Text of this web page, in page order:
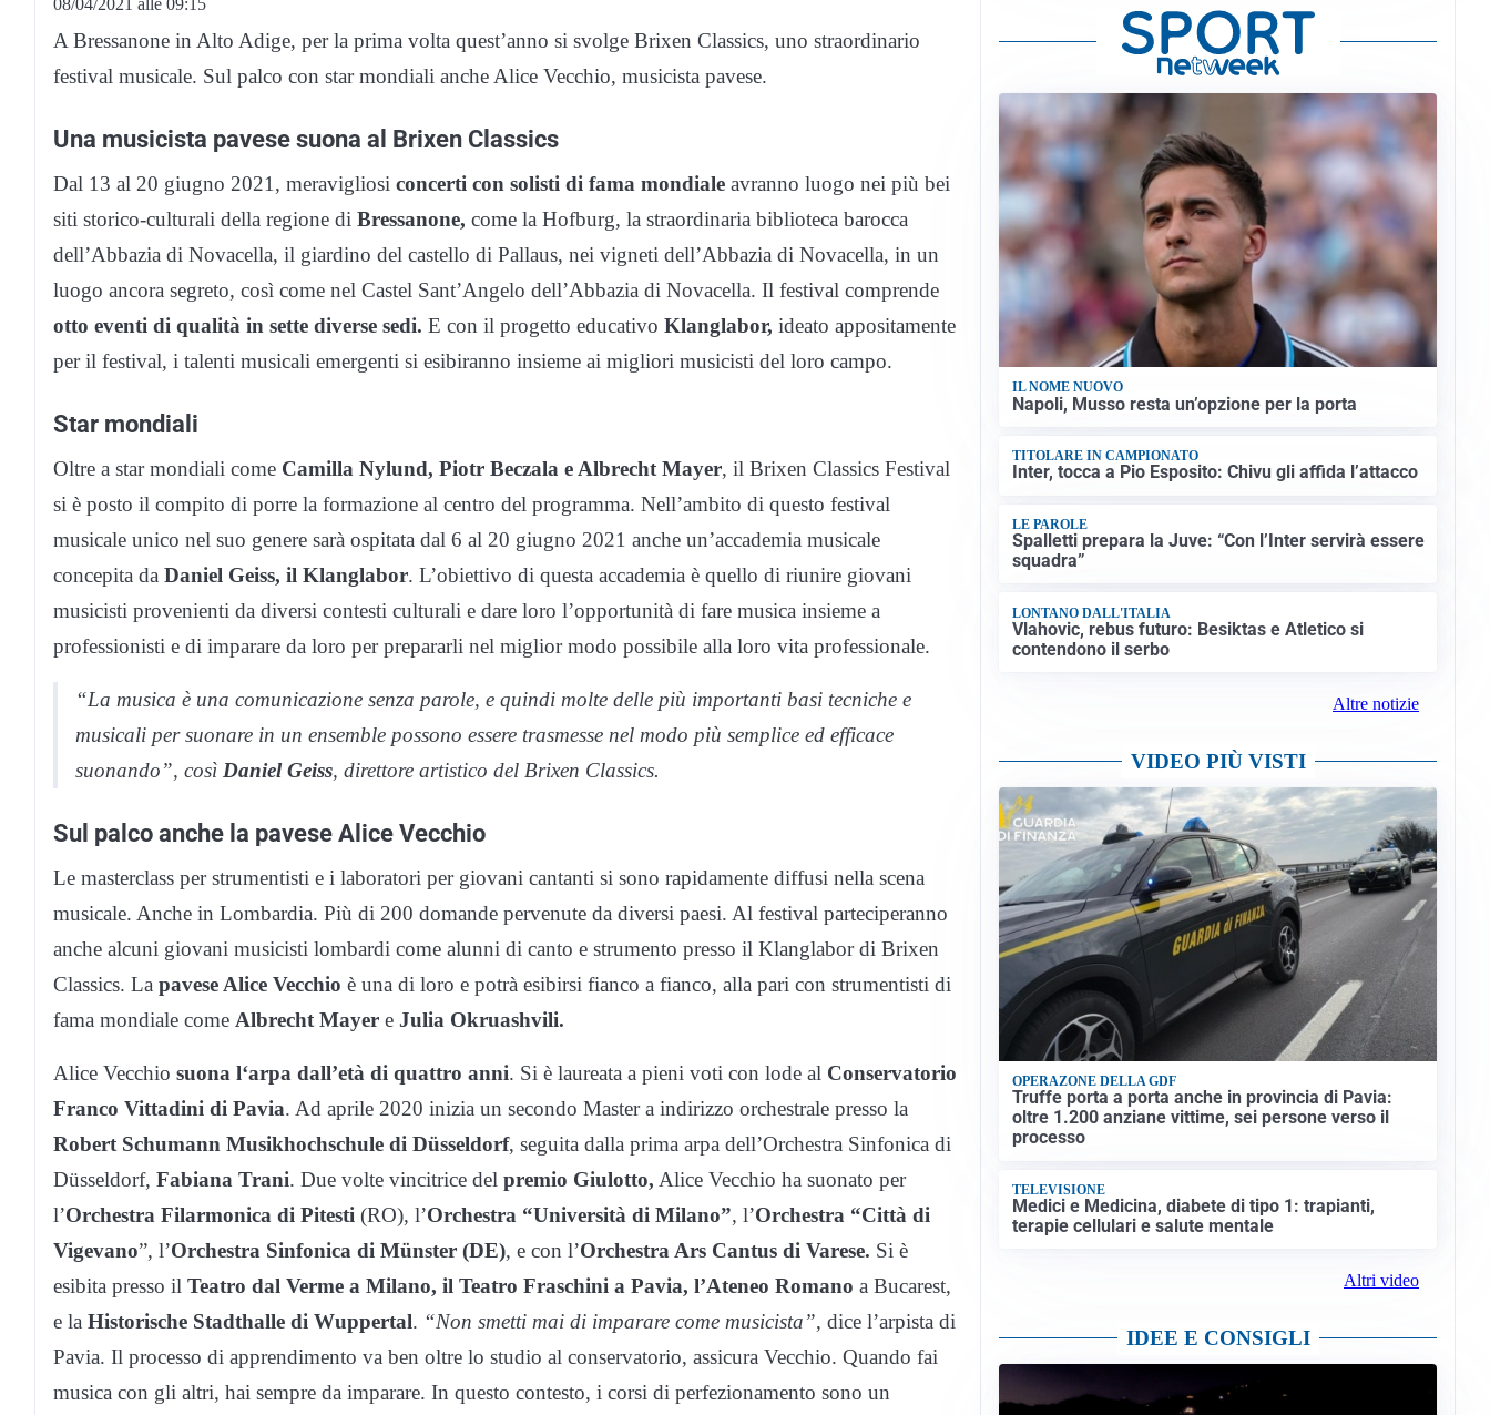
08/04/2021 alle 09:15
A Bressanone in Alto Adige, per la prima volta quest’anno si svolge Brixen Classics, uno straordinario
festival musicale. Sul palco con star mondiali anche Alice Vecchio, musicista pavese.
Una musicista pavese suona al Brixen Classics
Dal 13 al 20 giugno 2021, meravigliosi concerti con solisti di fama mondiale avranno luogo nei più bei
siti storico-culturali della regione di Bressanone, come la Hofburg, la straordinaria biblioteca barocca
dell’Abbazia di Novacella, il giardino del castello di Pallaus, nei vigneti dell’Abbazia di Novacella, in un
luogo ancora segreto, così come nel Castel Sant’Angelo dell’Abbazia di Novacella. Il festival comprende
otto eventi di qualità in sette diverse sedi. E con il progetto educativo Klanglabor, ideato appositamente
per il festival, i talenti musicali emergenti si esibiranno insieme ai migliori musicisti del loro campo.
Star mondiali
Oltre a star mondiali come Camilla Nylund, Piotr Beczala e Albrecht Mayer, il Brixen Classics Festival
si è posto il compito di porre la formazione al centro del programma. Nell’ambito di questo festival
musicale unico nel suo genere sarà ospitata dal 6 al 20 giugno 2021 anche un’accademia musicale
concepita da Daniel Geiss, il Klanglabor. L’obiettivo di questa accademia è quello di riunire giovani
musicisti provenienti da diversi contesti culturali e dare loro l’opportunità di fare musica insieme a
professionisti e di imparare da loro per prepararli nel miglior modo possibile alla loro vita professionale.
“La musica è una comunicazione senza parole, e quindi molte delle più importanti basi tecniche e
musicali per suonare in un ensemble possono essere trasmesse nel modo più semplice ed efficace
suonando”, così Daniel Geiss, direttore artistico del Brixen Classics.
Sul palco anche la pavese Alice Vecchio
Le masterclass per strumentisti e i laboratori per giovani cantanti si sono rapidamente diffusi nella scena
musicale. Anche in Lombardia. Più di 200 domande pervenute da diversi paesi. Al festival parteciperanno
anche alcuni giovani musicisti lombardi come alunni di canto e strumento presso il Klanglabor di Brixen
Classics. La pavese Alice Vecchio è una di loro e potrà esibirsi fianco a fianco, alla pari con strumentisti di
fama mondiale come Albrecht Mayer e Julia Okruashvili.
Alice Vecchio suona l‘arpa dall’età di quattro anni. Si è laureata a pieni voti con lode al Conservatorio
Franco Vittadini di Pavia. Ad aprile 2020 inizia un secondo Master a indirizzo orchestrale presso la
Robert Schumann Musikhochschule di Düsseldorf, seguita dalla prima arpa dell’Orchestra Sinfonica di
Düsseldorf, Fabiana Trani. Due volte vincitrice del premio Giulotto, Alice Vecchio ha suonato per
l’Orchestra Filarmonica di Pitesti (RO), l’Orchestra “Università di Milano”, l’Orchestra “Città di
Vigevano”, l’Orchestra Sinfonica di Münster (DE), e con l’Orchestra Ars Cantus di Varese. Si è
esibita presso il Teatro dal Verme a Milano, il Teatro Fraschini a Pavia, l’Ateneo Romano a Bucarest,
e la Historische Stadthalle di Wuppertal. “Non smetti mai di imparare come musicista”, dice l’arpista di
Pavia. Il processo di apprendimento va ben oltre lo studio al conservatorio, assicura Vecchio. Quando fai
musica con gli altri, hai sempre da imparare. In questo contesto, i corsi di perfezionamento sono un
IL NOME NUOVO
Napoli, Musso resta un’opzione per la porta
TITOLARE IN CAMPIONATO
Inter, tocca a Pio Esposito: Chivu gli affida l’attacco
LE PAROLE
Spalletti prepara la Juve: “Con l’Inter servirà essere
squadra”
LONTANO DALL'ITALIA
Vlahovic, rebus futuro: Besiktas e Atletico si
contendono il serbo
Altre notizie
VIDEO PIÙ VISTI
OPERAZONE DELLA GDF
Truffe porta a porta anche in provincia di Pavia:
oltre 1.200 anziane vittime, sei persone verso il
processo
TELEVISIONE
Medici e Medicina, diabete di tipo 1: trapianti,
terapie cellulari e salute mentale
Altri video
IDEE E CONSIGLI